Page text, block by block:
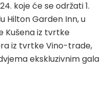
koje će se održati 1.
Hilton Garden Inn, u
Kušena iz tvrtke
iz tvrtke Vino-trade,
ekskluzivnim gala